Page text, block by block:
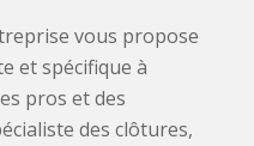
vous propose
et spécifique à
pros et des
des clôtures,